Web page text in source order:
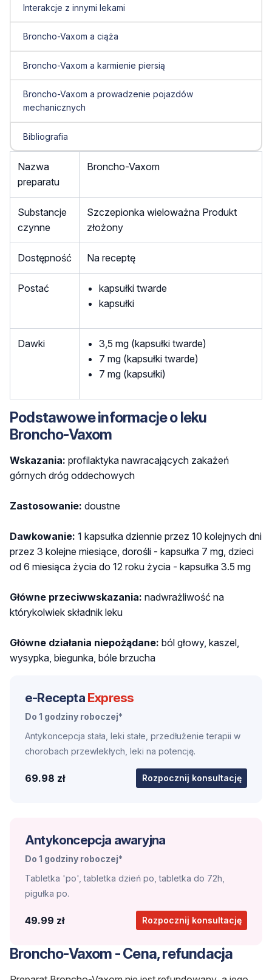
Interakcje z innymi lekami
Broncho-Vaxom a ciąża
Broncho-Vaxom a karmienie piersią
Broncho-Vaxom a prowadzenie pojazdów
mechanicznych
Bibliografia
Nazwa
preparatu
Broncho-Vaxom
Substancje
czynne
Szczepionka wieloważna Produkt
złożony
Dostępność Na receptę
Postać
kapsułki twarde
kapsułki
Dawki
3,5 mg (kapsułki twarde)
7 mg (kapsułki twarde)
7 mg (kapsułki)
Podstawowe informacje o leku
Broncho-Vaxom
Wskazania: profilaktyka nawracających zakażeń
górnych dróg oddechowych
Zastosowanie: doustne
Dawkowanie: 1 kapsułka dziennie przez 10 kolejnych dni
przez 3 kolejne miesiące, dorośli - kapsułka 7 mg, dzieci
od 6 miesiąca życia do 12 roku życia - kapsułka 3.5 mg
Główne przeciwwskazania: nadwrażliwość na
którykolwiek składnik leku
Główne działania niepożądane: ból głowy, kaszel,
wysypka, biegunka, bóle brzucha
e-Recepta Express
Do 1 godziny roboczej*
Antykoncepcja stała, leki stałe, przedłużenie terapii w
chorobach przewlekłych, leki na potencję.
69.98 zł Rozpocznij konsultację
Antykoncepcja awaryjna
Do 1 godziny roboczej*
Tabletka 'po', tabletka dzień po, tabletka do 72h,
pigułka po.
49.99 zł Rozpocznij konsultację
Broncho-Vaxom - Cena, refundacja